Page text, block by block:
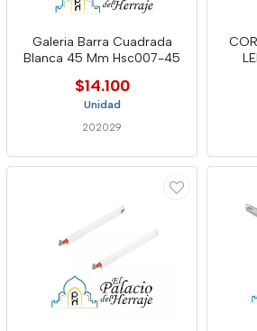
Galeria Barra Cuadrada
Blanca 45 Mm Hsc007-45
$14.100
Unidad
202029